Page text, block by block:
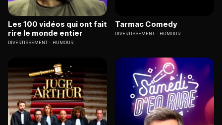
Les 100 vidéos qui ont fait
rire le monde entier
DIVERTISSEMENT HUMOUR
Tarmac Comedy
DIVERTISSEMENT HUMOUR